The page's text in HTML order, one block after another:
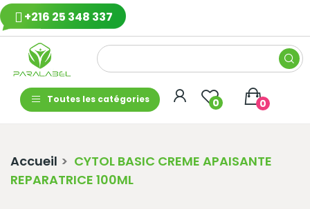
+216 25 348 337
Toutes les catégories 0 0
Accueil
CYTOL BASIC CREME APAISANTE
REPARATRICE 100ML